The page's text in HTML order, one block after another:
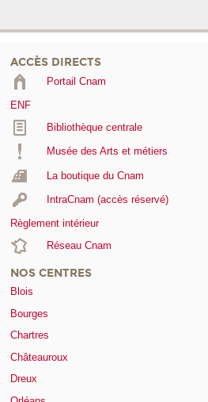
ACCÈS DIRECTS
Portail Cnam
ENF
Bibliothèque centrale
Musée des Arts et métiers
La boutique du Cnam
IntraCnam (accès réservé)
Règlement intérieur
Réseau Cnam
NOS CENTRES
Blois
Bourges
Chartres
Châteauroux
Dreux